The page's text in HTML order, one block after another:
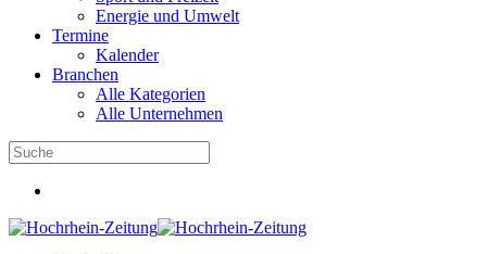
Energie und Umwelt
Termine
Kalender
Branchen
Alle Kategorien
Alle Unternehmen